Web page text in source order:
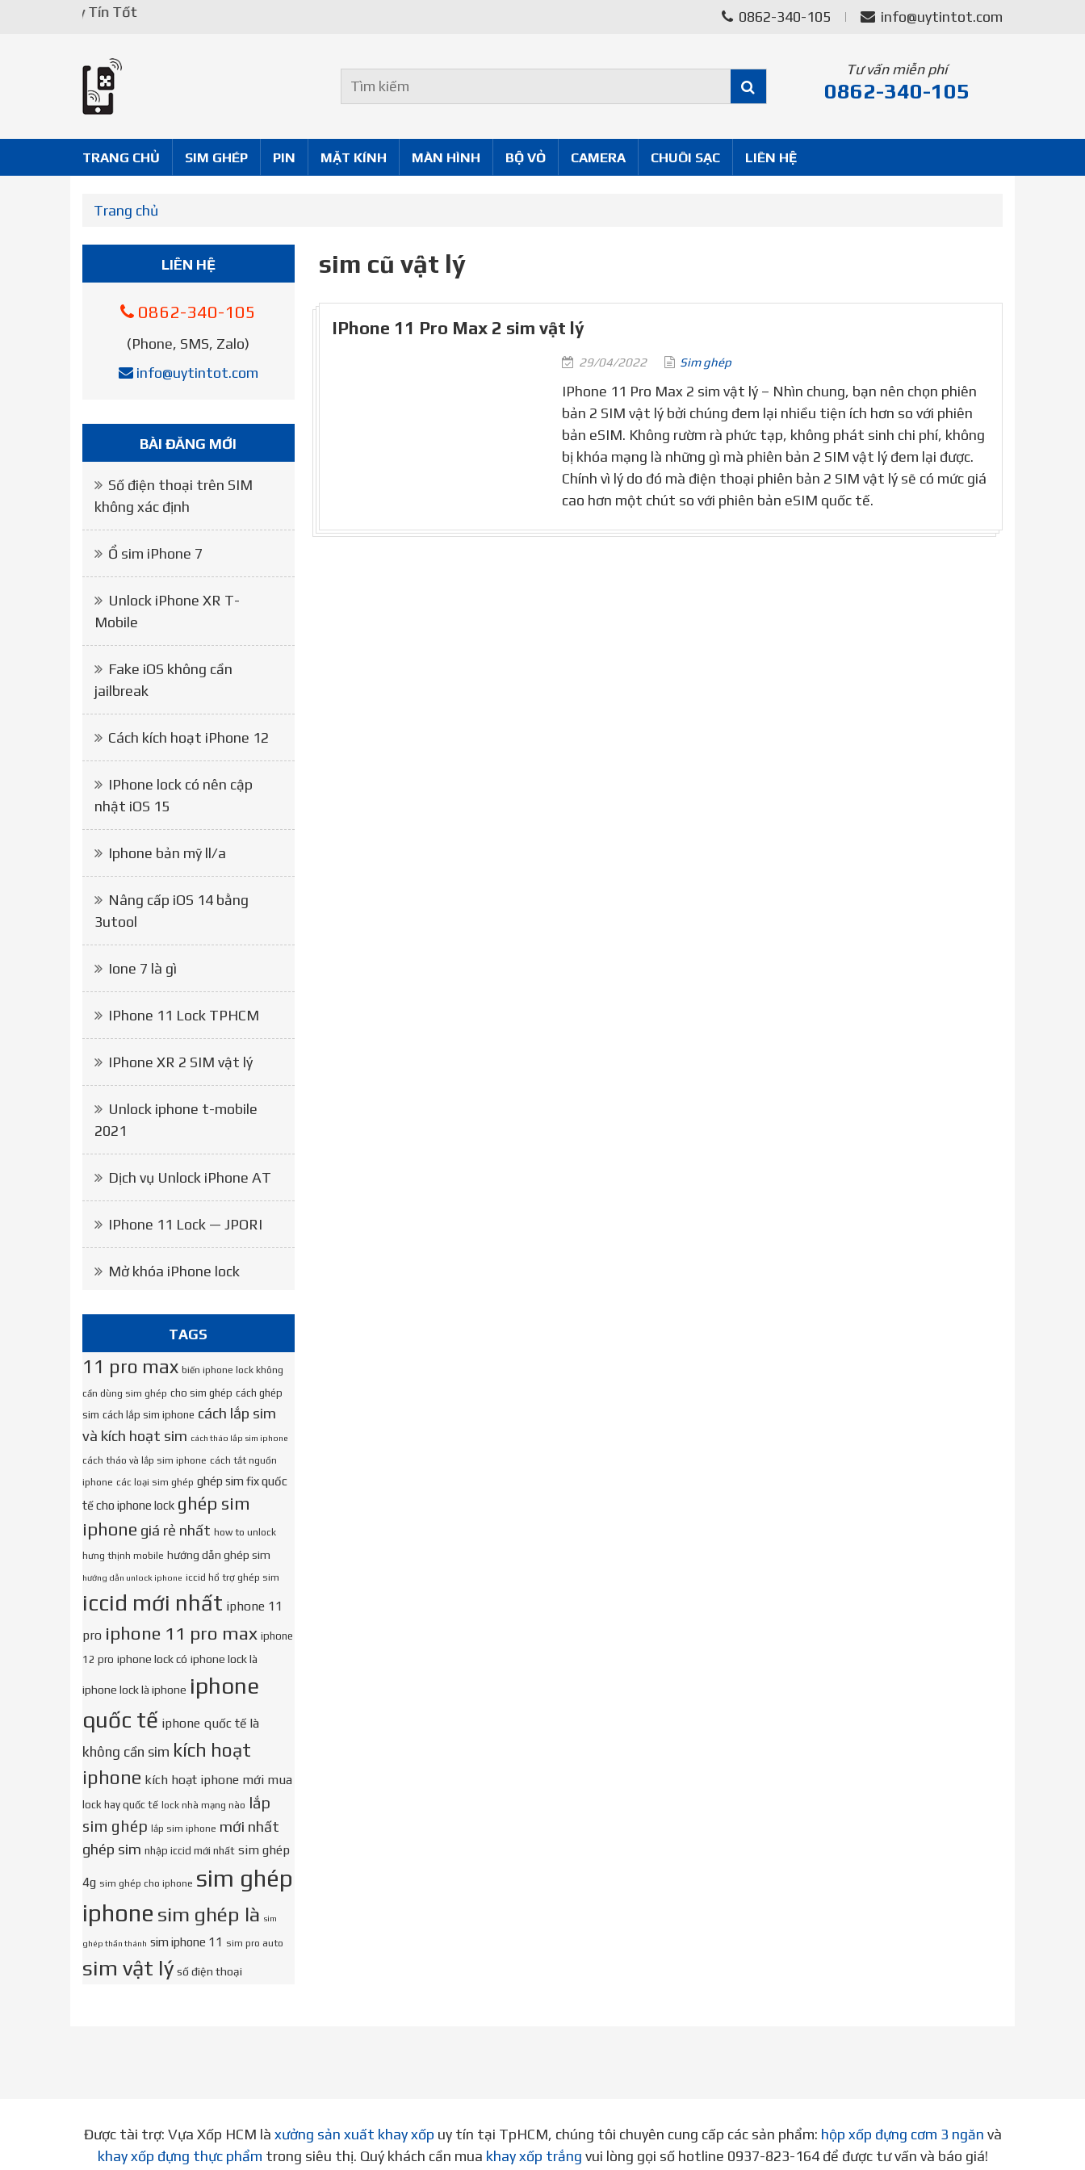
Uy Tín Tốt 0862-340-105 info@uytintot.com
Tư vấn miễn phí
0862-340-105
TRANG CHỦ SIM GHÉP PIN MẶT KÍNH MÀN HÌNH BỘ VỎ CAMERA CHUÔI SẠC LIÊN HỆ
Trang chủ
sim cũ vật lý
IPhone 11 Pro Max 2 sim vật lý
29/04/2022 Sim ghép
IPhone 11 Pro Max 2 sim vật lý – Nhìn chung, bạn nên chọn phiên
bản 2 SIM vật lý bởi chúng đem lại nhiều tiện ích hơn so với phiên
bản eSIM. Không rườm rà phức tạp, không phát sinh chi phí, không
bị khóa mạng là những gì mà phiên bản 2 SIM vật lý đem lại được.
Chính vì lý do đó mà điện thoại phiên bản 2 SIM vật lý sẽ có mức giá
cao hơn một chút so với phiên bản eSIM quốc tế.
LIÊN HỆ
0862-340-105
(Phone, SMS, Zalo)
info@uytintot.com
BÀI ĐĂNG MỚI
Số điện thoại trên SIM
không xác định
Ổ sim iPhone 7
Unlock iPhone XR T-
Mobile
Fake iOS không cần
jailbreak
Cách kích hoạt iPhone 12
IPhone lock có nên cập
nhật iOS 15
Iphone bản mỹ ll/a
Nâng cấp iOS 14 bằng
3utool
Ione 7 là gì
IPhone 11 Lock TPHCM
IPhone XR 2 SIM vật lý
Unlock iphone t-mobile
2021
Dịch vụ Unlock iPhone AT
IPhone 11 Lock — JPORI
Mở khóa iPhone lock
TAGS
11 pro max biến iphone lock không
cần dùng sim ghép cho sim ghép cách ghép
sim cách lắp sim iphone cách lắp sim
và kích hoạt sim cách tháo lắp sim iphone
cách tháo và lắp sim iphone cách tắt nguồn
iphone các loại sim ghép ghép sim fix quốc
tế cho iphone lock ghép sim
iphone giá rẻ nhất how to unlock
hưng thịnh mobile hướng dẫn ghép sim
hướng dẫn unlock iphone iccid hổ trợ ghép sim
iccid mới nhất iphone 11
pro iphone 11 pro max iphone
12 pro iphone lock có iphone lock là
iphone lock là iphone iphone
quốc tế iphone quốc tế là
không cần sim kích hoạt
iphone kích hoạt iphone mới mua
lock hay quốc tế lock nhà mạng nào lắp
sim ghép lắp sim iphone mới nhất
ghép sim nhập iccid mới nhất sim ghép
4g sim ghép cho iphone sim ghép
iphone sim ghép là sim
ghép thần thánh sim iphone 11 sim pro auto
sim vật lý số điện thoại
Được tài trợ: Vựa Xốp HCM là xưởng sản xuất khay xốp uy tín tại TpHCM, chúng tôi chuyên cung cấp các sản phẩm: hộp xốp đựng cơm 3 ngăn và
khay xốp đựng thực phẩm trong siêu thị. Quý khách cần mua khay xốp trắng vui lòng gọi số hotline 0937-823-164 để được tư vấn và báo giá!